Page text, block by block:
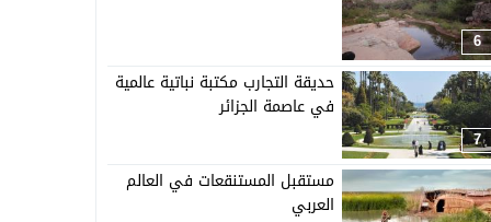
6
7
حديقة التجارب مكتبة نباتية عالمية
في عاصمة الجزائر
مستقبل المستنقعات في العالم
العربي